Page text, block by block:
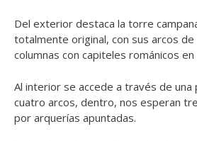
Del exterior destaca la torre
totalmente original, con sus arcos
columnas con capiteles románicos
Al interior se accede a través de
cuatro arcos, dentro, nos esperan
por arquerías apuntadas.